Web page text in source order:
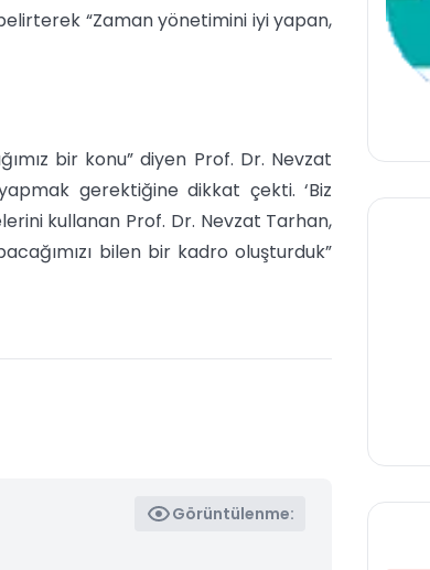
“Zaman yönetimini iyi yapan,
bir konu” diyen Prof. Dr. Nevzat
gerektiğine dikkat çekti. ‘Biz
kullanan Prof. Dr. Nevzat Tarhan,
bilen bir kadro oluşturduk”
Görüntülenme: